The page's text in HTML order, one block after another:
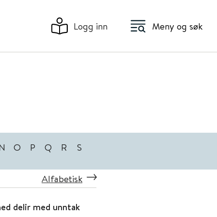
Logg inn Meny og søk
O P Q R S
Alfabetisk
delir med unntak